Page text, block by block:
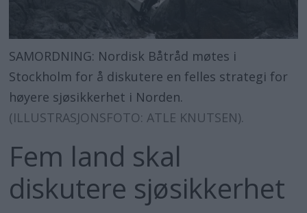
SAMORDNING: Nordisk Båtråd møtes i
Stockholm for å diskutere en felles strategi for
høyere sjøsikkerhet i Norden.
(ILLUSTRASJONSFOTO: ATLE KNUTSEN).
Fem land skal
diskutere sjøsikkerhet